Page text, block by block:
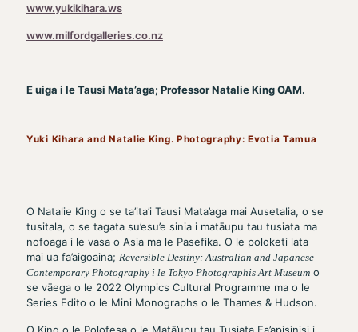
www.yukikihara.ws
www.milfordgalleries.co.nz
E uiga i le Tausi Mata’aga; Professor Natalie King OAM.
Yuki Kihara and Natalie King. Photography: Evotia Tamua
O Natalie King o se ta’ita’i Tausi Mata’aga mai Ausetalia, o se
tusitala, o se tagata su’esu’e sinia i matāupu tau tusiata ma
nofoaga i le vasa o Asia ma le Pasefika. O le poloketi lata
mai ua fa’aigoaina; Reversible Destiny: Australian and Japanese
Contemporary Photography i le Tokyo Photographis Art Museum o
se vāega o le 2022 Olympics Cultural Programme ma o le
Series Edito o le Mini Monographs o le Thames & Hudson.
O King o le Polofesa o le Matā’upu tau Tusiata Fa’apisinisi i